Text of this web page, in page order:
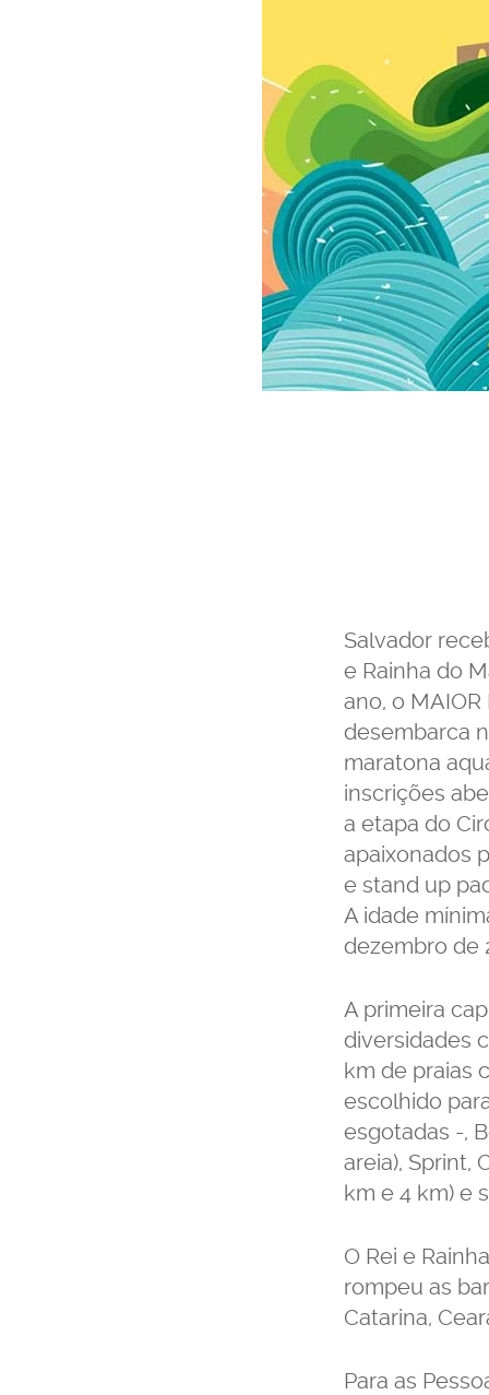
Salvador
e Rainha do
ano, o MAIOR
desembarca
maratona
inscrições
a etapa do
apaixonados
e stand up
A idade
dezembro de
A primeira
diversidades
km de praias
escolhido
esgotadas -,
areia), Sprint,
km e 4 km) e
O Rei e
rompeu as
Catarina,
Para as